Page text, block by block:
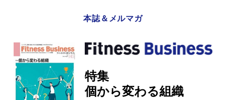
本誌＆メルマガ
特集
個から変わる組織